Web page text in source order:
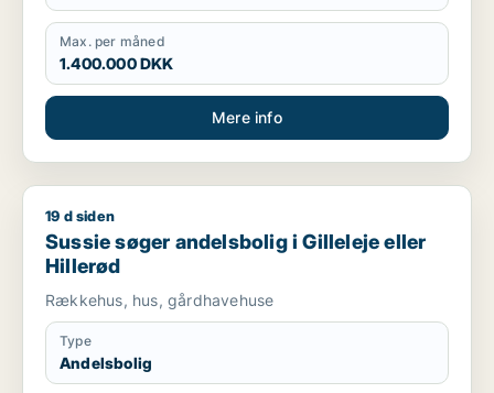
Max. per måned
1.400.000 DKK
Mere info
Sussie søger andelsbolig i Gilleleje eller Hillerød
19 d siden
Sussie søger andelsbolig i Gilleleje eller
Hillerød
Rækkehus, hus, gårdhavehuse
Type
Andelsbolig